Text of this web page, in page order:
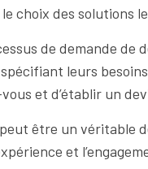
choix des solutions
de demande de
leurs
et d’établir un
être un véritable
et